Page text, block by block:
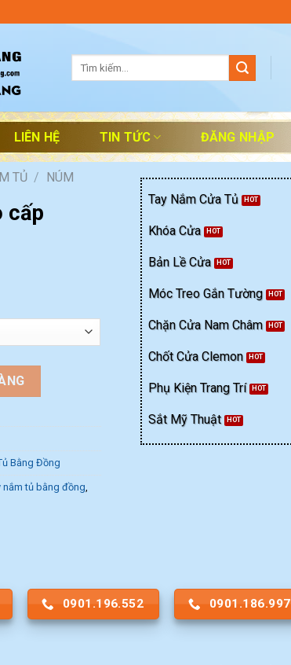
LIÊN HỆ TIN TỨC ĐĂNG NHẬP
TỦ / NÚM
cấp
Bằng Đồng
nắm tủ bằng đồng
Tay Nắm Cửa Tủ
Khóa Cửa
Bản Lề Cửa
Móc Treo Gắn Tường
Chặn Cửa Nam Châm
Chốt Cửa Clemon
Phụ Kiện Trang Trí
Sắt Mỹ Thuật
0901.196.552 0901.186.997